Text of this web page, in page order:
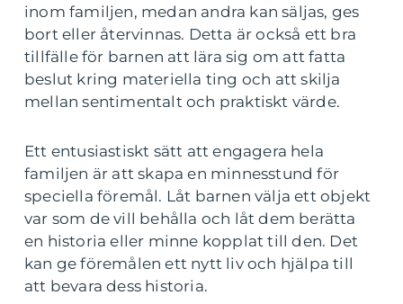
inom familjen, medan andra kan säljas, ges
bort eller återvinnas. Detta är också ett bra
tillfälle för barnen att lära sig om att fatta
beslut kring materiella ting och att skilja
mellan sentimentalt och praktiskt värde.
Ett entusiastiskt sätt att engagera hela
familjen är att skapa en minnesstund för
speciella föremål. Låt barnen välja ett objekt
var som de vill behålla och låt dem berätta
en historia eller minne kopplat till den. Det
kan ge föremålen ett nytt liv och hjälpa till
att bevara dess historia.